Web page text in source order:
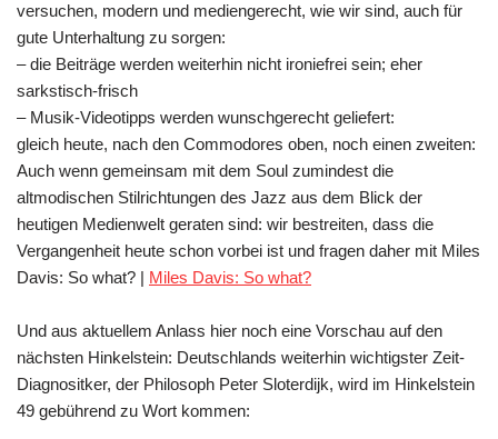
versuchen, modern und mediengerecht, wie wir sind, auch für
gute Unterhaltung zu sorgen:
– die Beiträge werden weiterhin nicht ironiefrei sein; eher
sarkstisch-frisch
– Musik-Videotipps werden wunschgerecht geliefert:
gleich heute, nach den Commodores oben, noch einen zweiten:
Auch wenn gemeinsam mit dem Soul zumindest die
altmodischen Stilrichtungen des Jazz aus dem Blick der
heutigen Medienwelt geraten sind: wir bestreiten, dass die
Vergangenheit heute schon vorbei ist und fragen daher mit Miles
Davis: So what? | Miles Davis: So what?
Und aus aktuellem Anlass hier noch eine Vorschau auf den
nächsten Hinkelstein: Deutschlands weiterhin wichtigster Zeit-
Diagnositker, der Philosoph Peter Sloterdijk, wird im Hinkelstein
49 gebührend zu Wort kommen: